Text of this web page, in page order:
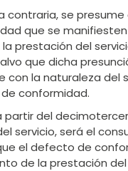
contraria, se
que se manifiesten
prestación del
que dicha
con la naturaleza del
conformidad.
partir del
servicio, será el
el defecto de
de la prestación del